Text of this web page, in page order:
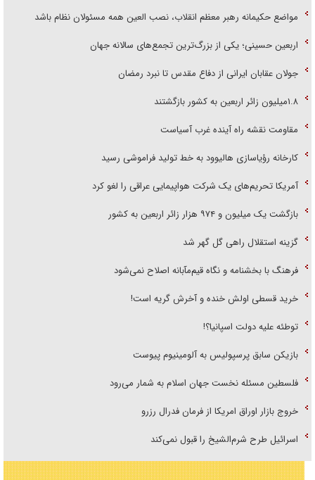
مواضع حکیمانه رهبر معظم انقلاب، نصب العین همه مسئولان نظام باشد
اربعین حسینی؛ یکی از بزرگ‌ترین تجمع‌های سالانه جهان
جولان عقابان ایرانی از دفاع مقدس تا نبرد رمضان
۱.۸میلیون زائر اربعین به کشور بازگشتند
مقاومت نقشه راه آینده غرب آسیاست
کارخانه رؤیاسازی هالیوود به خط تولید فراموشی رسید
آمریکا تحریم‌های یک شرکت هواپیمایی عراقی را لغو کرد
بازگشت یک میلیون و ۹۷۴ هزار زائر اربعین به کشور
گزینه استقلال راهی گل گهر شد
فرهنگ با بخشنامه و نگاه قیم‌مآبانه اصلاح نمی‌شود
خرید قسطی اولش خنده و آخرش گریه است!
توطئه علیه دولت اسپانیا؟!
بازیکن سابق پرسپولیس به آلومینیوم پیوست
فلسطین مسئله نخست جهان اسلام به شمار می‌رود
خروج بازار اوراق امریکا از فرمان فدرال رزرو
اسرائیل طرح شرم‌الشیخ را قبول نمی‌کند